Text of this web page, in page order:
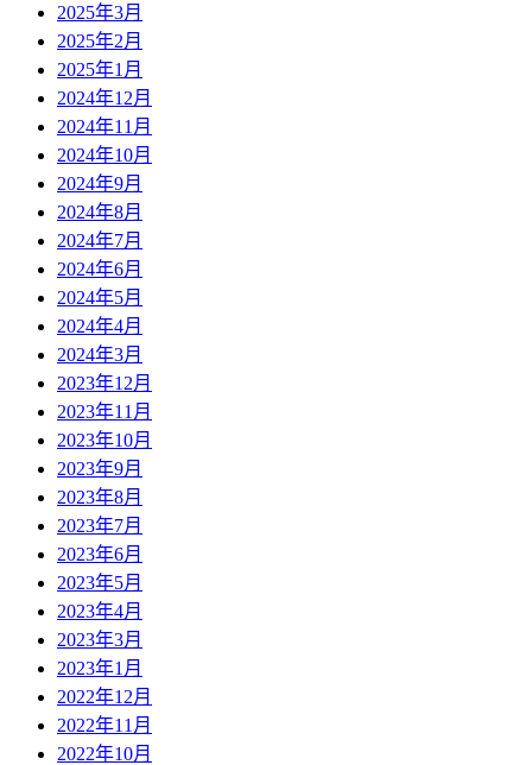
2025年3月
2025年2月
2025年1月
2024年12月
2024年11月
2024年10月
2024年9月
2024年8月
2024年7月
2024年6月
2024年5月
2024年4月
2024年3月
2023年12月
2023年11月
2023年10月
2023年9月
2023年8月
2023年7月
2023年6月
2023年5月
2023年4月
2023年3月
2023年1月
2022年12月
2022年11月
2022年10月